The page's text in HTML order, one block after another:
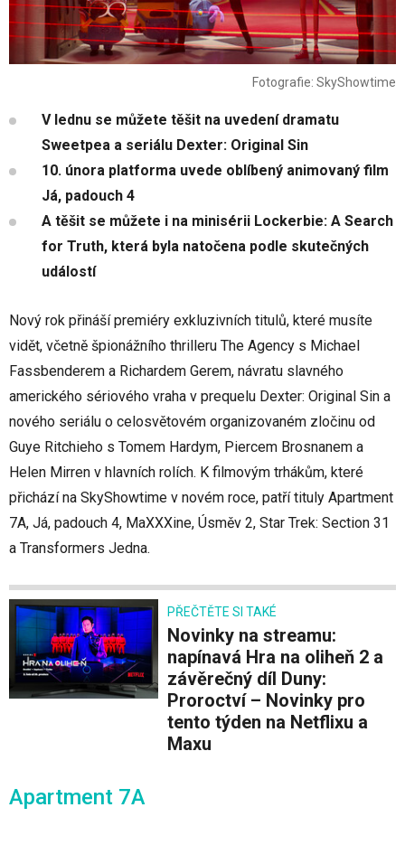
Fotografie: SkyShowtime
V lednu se můžete těšit na uvedení dramatu
Sweetpea a seriálu Dexter: Original Sin
10. února platforma uvede oblíbený animovaný film
Já, padouch 4
A těšit se můžete i na minisérii Lockerbie: A Search
for Truth, která byla natočena podle skutečných
událostí
Nový rok přináší premiéry exkluzivních titulů, které musíte
vidět, včetně špionážního thrilleru The Agency s Michael
Fassbenderem a Richardem Gerem, návratu slavného
amerického sériového vraha v prequelu Dexter: Original Sin a
nového seriálu o celosvětovém organizovaném zločinu od
Guye Ritchieho s Tomem Hardym, Piercem Brosnanem a
Helen Mirren v hlavních rolích. K filmovým trhákům, které
přichází na SkyShowtime v novém roce, patří tituly Apartment
7A, Já, padouch 4, MaXXXine, Úsměv 2, Star Trek: Section 31
a Transformers Jedna.
PŘEČTĚTE SI TAKÉ
Novinky na streamu:
napínavá Hra na oliheň 2 a
závěrečný díl Duny:
Proroctví – Novinky pro
tento týden na Netflixu a
Maxu
Apartment 7A